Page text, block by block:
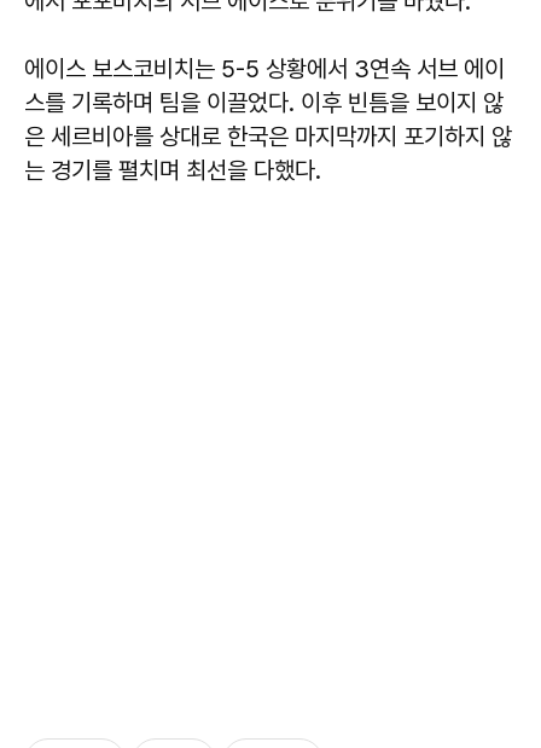
에이스 보스코비치는 5-5 상황에서 3연속 서브 에이
스를 기록하며 팀을 이끌었다. 이후 빈틈을 보이지 않
은 세르비아를 상대로 한국은 마지막까지 포기하지 않
는 경기를 펼치며 최선을 다했다.